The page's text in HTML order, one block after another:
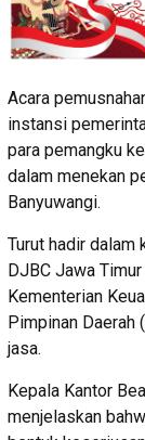
Acara
instansi
para pemangku
dalam menekan
Banyuwangi.
Turut hadir dalam
DJBC Jawa
Kementerian
Pimpinan
jasa.
Kepala Kantor
menjelaskan